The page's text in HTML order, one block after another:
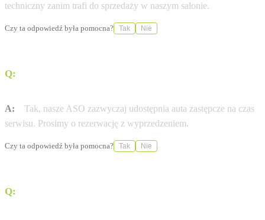
techniczny zanim trafi do sprzedaży w naszym salonie.
Czy ta odpowiedź była pomocna? Tak Nie
Q:
A:
Tak, nasze ASO zazwyczaj udostępnia auta zastępcze na czas
serwisu. Prosimy o rezerwację z wyprzedzeniem.
Czy ta odpowiedź była pomocna? Tak Nie
Q: